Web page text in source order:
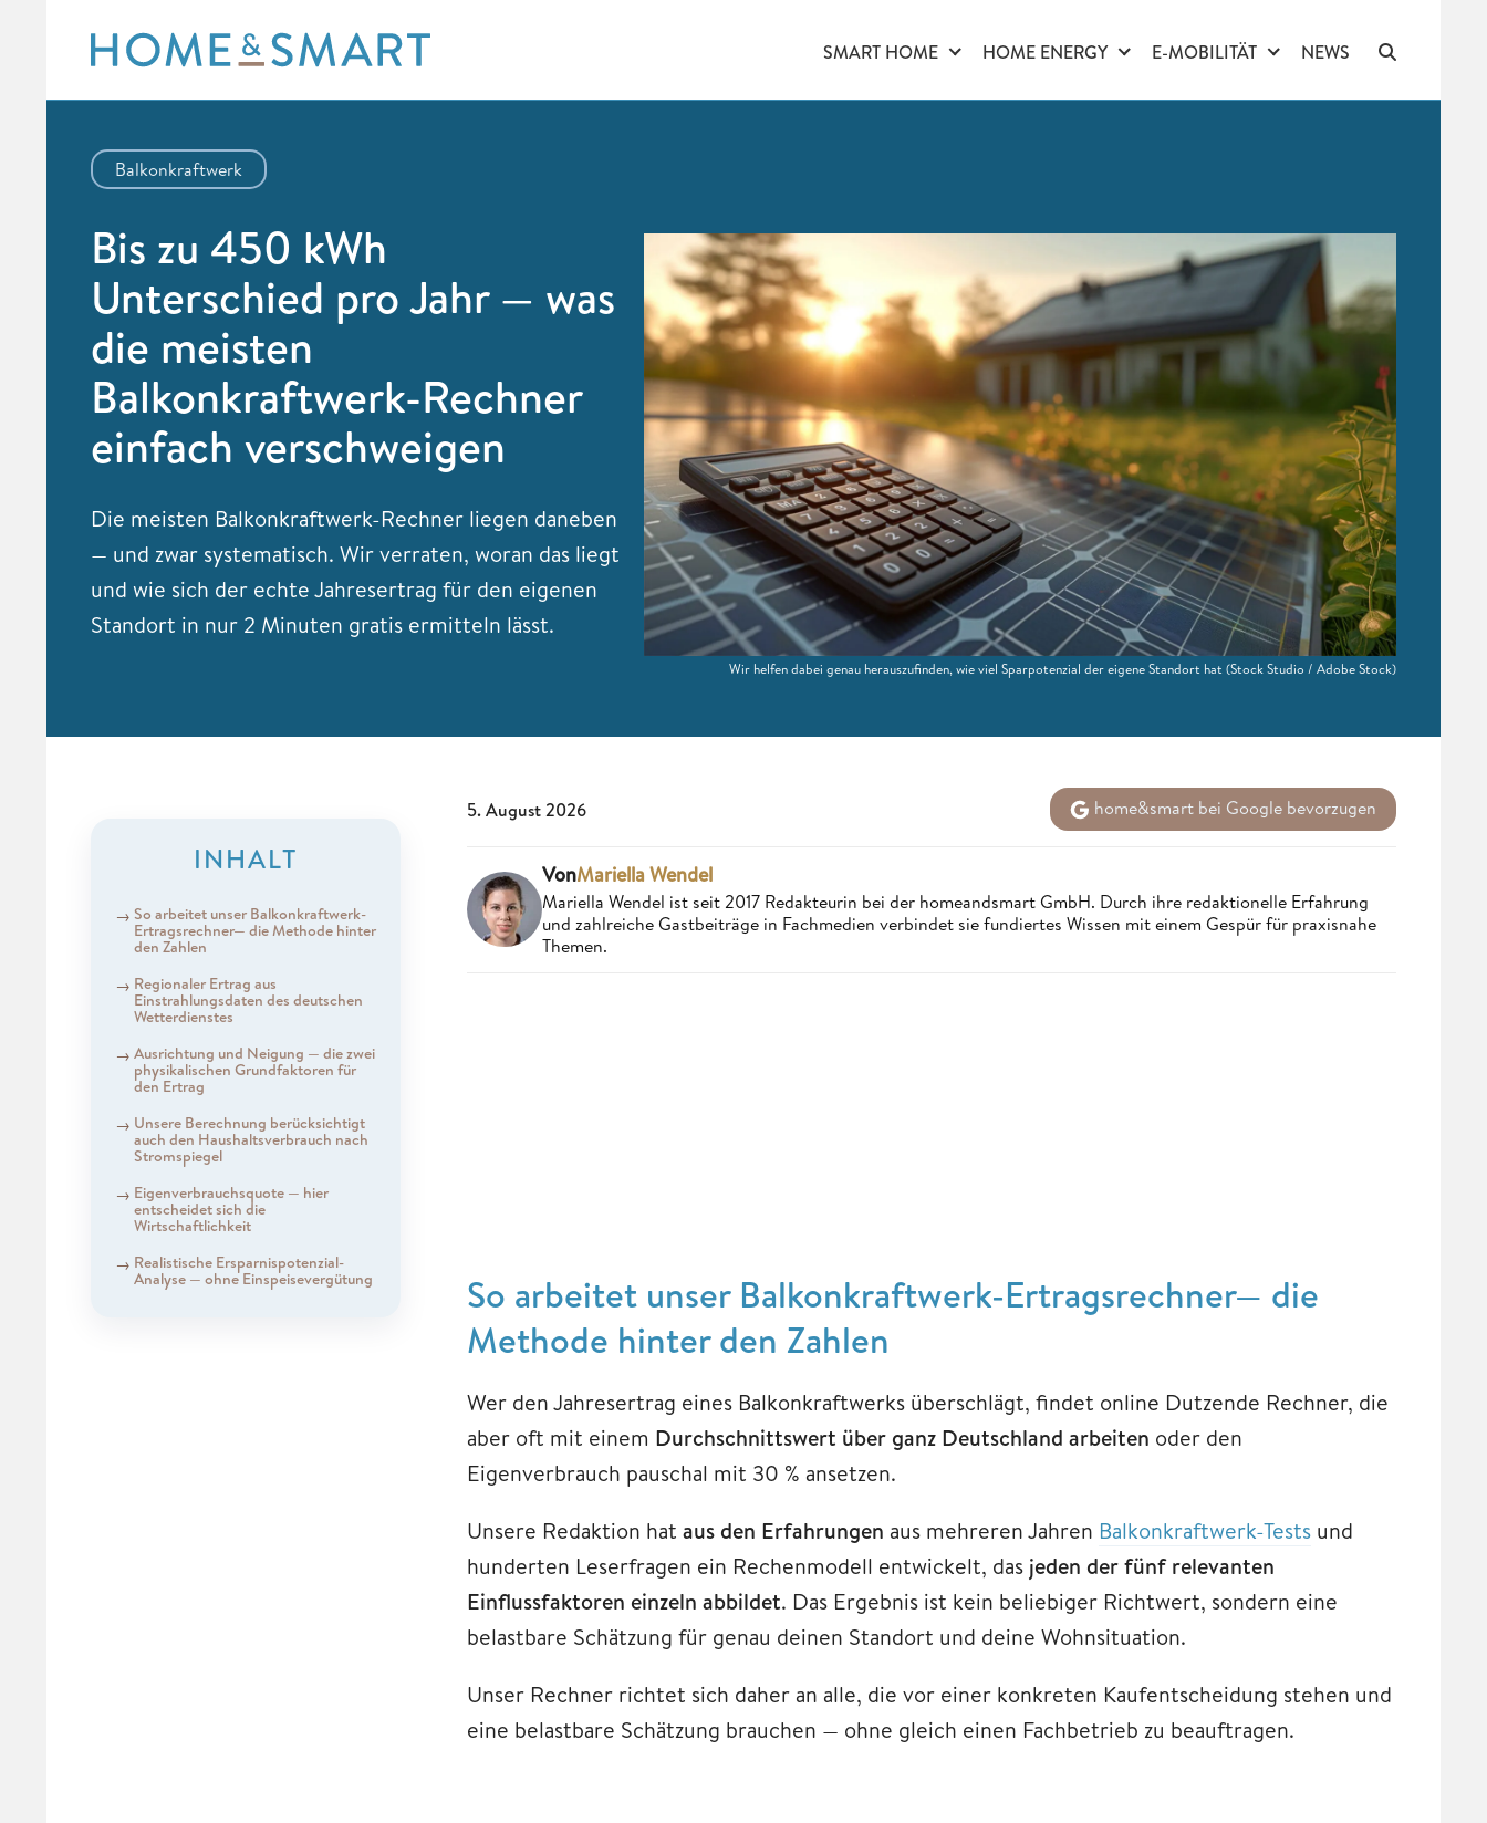
content
SMART HOME HOME ENERGY E-MOBILITÄT NEWS
Balkonkraftwerk
Bis zu 450 kWh
Unterschied pro Jahr — was
die meisten
Balkonkraftwerk-Rechner
einfach verschweigen
Die meisten Balkonkraftwerk-Rechner liegen daneben
— und zwar systematisch. Wir verraten, woran das liegt
und wie sich der echte Jahresertrag für den eigenen
Standort in nur 2 Minuten gratis ermitteln lässt.
Wir helfen dabei genau herauszufinden, wie viel Sparpotenzial der eigene Standort hat (Stock Studio / Adobe Stock)
INHALT
So arbeitet unser Balkonkraftwerk-
Ertragsrechner— die Methode hinter
den Zahlen
Regionaler Ertrag aus
Einstrahlungsdaten des deutschen
Wetterdienstes
Ausrichtung und Neigung — die zwei
physikalischen Grundfaktoren für
den Ertrag
Unsere Berechnung berücksichtigt
auch den Haushaltsverbrauch nach
Stromspiegel
Eigenverbrauchsquote — hier
entscheidet sich die
Wirtschaftlichkeit
Realistische Ersparnispotenzial-
Analyse — ohne Einspeisevergütung
5. August 2026 home&smart bei Google bevorzugen
VonMariella Wendel
Mariella Wendel ist seit 2017 Redakteurin bei der homeandsmart GmbH. Durch ihre redaktionelle Erfahrung
und zahlreiche Gastbeiträge in Fachmedien verbindet sie fundiertes Wissen mit einem Gespür für praxisnahe
Themen.
So arbeitet unser Balkonkraftwerk-Ertragsrechner— die
Methode hinter den Zahlen
Wer den Jahresertrag eines Balkonkraftwerks überschlägt, findet online Dutzende Rechner, die
aber oft mit einem Durchschnittswert über ganz Deutschland arbeiten oder den
Eigenverbrauch pauschal mit 30 % ansetzen.
Unsere Redaktion hat aus den Erfahrungen aus mehreren Jahren Balkonkraftwerk-Tests und
hunderten Leserfragen ein Rechenmodell entwickelt, das jeden der fünf relevanten
Einflussfaktoren einzeln abbildet. Das Ergebnis ist kein beliebiger Richtwert, sondern eine
belastbare Schätzung für genau deinen Standort und deine Wohnsituation.
Unser Rechner richtet sich daher an alle, die vor einer konkreten Kaufentscheidung stehen und
eine belastbare Schätzung brauchen — ohne gleich einen Fachbetrieb zu beauftragen.